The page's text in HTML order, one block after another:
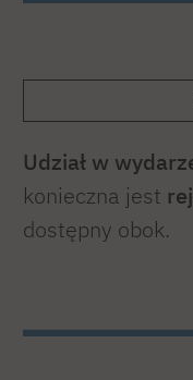
Udział w
konieczna jest
dostępny obok.